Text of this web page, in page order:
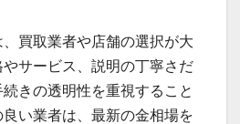
買取業者や店舗の選択が大
サービス、説明の丁寧さだ
きの透明性を重視すること
い業者は、最新の金相場を